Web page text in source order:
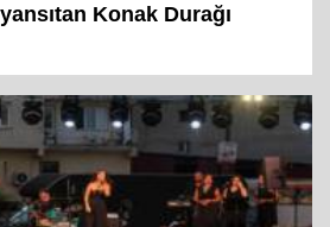
Konak Durağı